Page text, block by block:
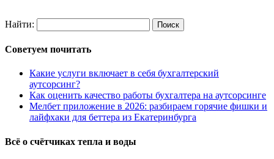
Найти:
Советуем почитать
Какие услуги включает в себя бухгалтерский
аутсорсинг?
Как оценить качество работы бухгалтера на аутсорсинге
Мелбет приложение в 2026: разбираем горячие фишки и
лайфхаки для беттера из Екатеринбурга
Всё о счётчиках тепла и воды